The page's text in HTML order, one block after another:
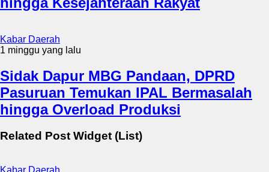
Kabar Daerah
1 minggu yang lalu
Sidak Dapur MBG Pandaan, DPRD
Pasuruan Temukan IPAL Bermasalah
hingga Overload Produksi
Related Post Widget (List)